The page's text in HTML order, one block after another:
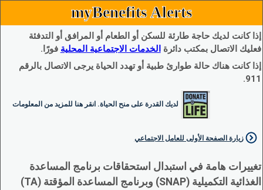
myBenefits Alerts
إذا كانت لديك حاجة طارئة للسكن أو الطعام أو المرافق أو التدفئة
فعليك الاتصال بمكتب دائرة الخدمات الاجتماعية المحلية فورًا.
إذا كانت هناك حالة طوارئ طبية أو تهدد الحياة يرجى الاتصال بالرقم
911.
لديك القدرة على منح الحياة. انقر هنا للمزيد من المعلومات
زيارة الصفحة الأولى للعامل الاجتماعي
تغييرات هامة في استبدال استحقاقات برنامج المساعدة
الغذائية التكميلية (SNAP) وبرنامج المساعدة المؤقتة (TA)